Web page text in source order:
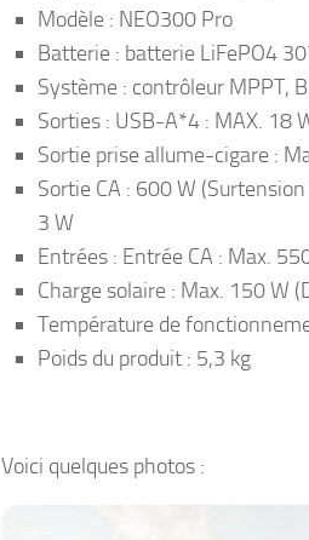
Modèle : NEO300 Pro
Batterie : batterie LiFePO4
Système : contrôleur MPPT,
Sorties : USB-A*4 : MAX. 18
Sortie prise allume-cigare :
Sortie CA : 600 W
3 W
Entrées : Entrée CA : Max.
Charge solaire : Max. 150 W
Température de
Poids du produit : 5,3 kg
Voici quelques photos :